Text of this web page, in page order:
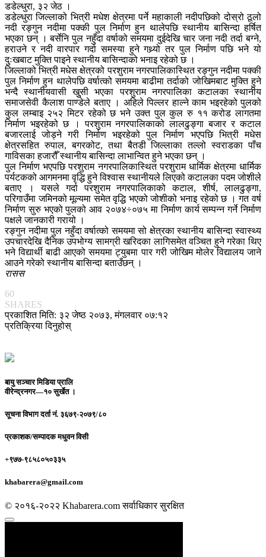
डडेल्धुरा, ३२ जेठ ।
डडेल्धुरा जिल्लाको भित्री मधेश क्षेत्रमा पर्ने महाकाली नदीपछिको दोस्रो ठूलो
नदी रङ्गुन नदीमा पक्की पुल निर्माण हुन थालेपछि स्थानीय बासिन्दा हर्षित
भएका छन् । बर्सेनि पुल नहुँदा वर्षाको समयमा दुईदेखि चार जना नदी तर्दा बग्ने,
हराउने र नदी वारपार गर्दा समस्या हुने गथ्र्यो तर पुल निर्माण पछि भने यो
दुःखबाट मुक्ति पाइने स्थानीय बासिन्दाको भनाइ रहेको छ ।
जिल्लाको भित्री मधेस क्षेत्रको परशुराम नगरपालिकास्थित रङ्गुन नदीमा पक्की
पुल निर्माण हुन थालेपछि वर्षात्को समयमा बाढीमा तर्दाको जोखिमबाट मुक्ति हुने
भन्दै स्थानीयवासी खुुसी भएका परशुराम नगरपालिका कटालका स्थानीय
समाजसेवी कैलाश पाण्डेले बताए । अहिले पिल्लर हाल्ने काम भइरहेको पुलको
कुल लम्बाइ २५२ मिटर रहेको छ भने उक्त पुल कुल रु ११ करोड लागतमा
निर्माण भइरहेको छ । परशुराम नगरपालिकाको लालढुङ्गा बजार र कटाल
बजारलाई जोड्ने गरी निर्माण भइरहेको पुल निर्माण भएपछि भित्री मधेस
क्षेत्रसहित रुपाल, बगरकोट, तथा बैतडी जिल्लाका तल्लो स्वराडका पाँच
गाविसका हजारौँ स्थानीय बासिन्दा लाभान्वित हुने भएका छन् ।
पुल निर्माण भएपछि परशुराम नगरपालिकास्थित परशुराम धार्मिक क्षेत्रमा धार्मिक
पर्यटकको आगमनमा वृद्धि हुने विश्वास स्थानीयले लिएको कटालका पदम जोशीले
बताए । यसले गर्दा परशुराम नगरपालिकाको कटाल, शीर्ष, लालढुङ्गा,
परिगाउँमा जमिनको मूल्यमा समेत वृद्धि भएको जोशीको भनाइ रहेको छ । गत वर्ष
निर्माण सुरु भएको पुलको आव २०७४÷०७५ मा निर्माण कार्य सम्पन्न गर्ने निर्माण
पक्षले जानकारी गरायो ।
रङ्गुन नदीमा पुल नहुँदा वर्षात्को समयमा सो क्षेत्रका स्थानीय बासिन्दा स्वास्थ्य
उपचारदेखि दैनिक उपभोग्य सामग्री खरिदका लागिसमेत वञ्चित हुने गरेका थिए
भने विद्यार्थी बाढी आएको समयमा ट्युबमा पार गरी जोखिम मोलेर विद्यालय जाने
आउने गरेको स्थानीय बासिन्दा बताउँछन् ।
रासस
60
SHARES
प्रकाशित मिति: ३२ जेष्ठ २०७३, मंगलवार ०७:१२
प्रतिक्रिया दिनुहोस्
बायु सञ्चार मिडिया प्रालि
वीरेन्द्रनगर—१० सुर्खेत ।
सूचना विभाग दर्ता नं. ३६७९-२०७९/८०
प्रकाशक/सम्पादकमधुवन विसी
+९७७-९८५८०५०३३५
khabarera@gmail.com
© २०१६-२०२२ Khabarera.com सर्वाधिकार सुरक्षित